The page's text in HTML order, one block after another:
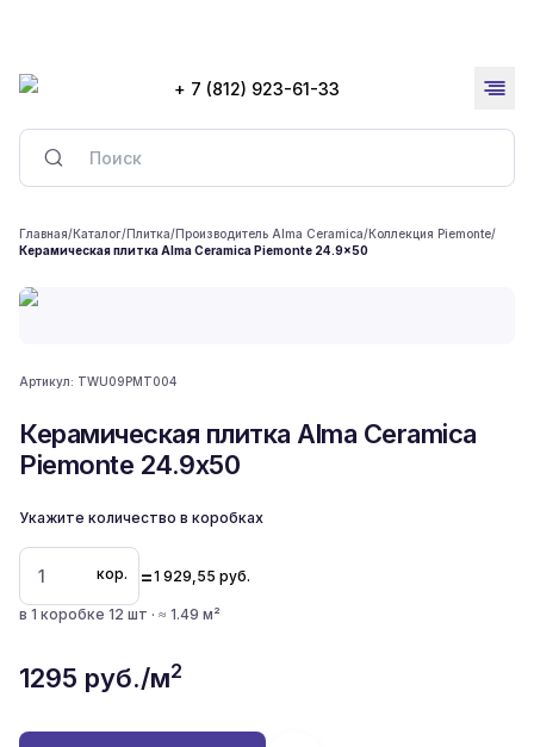
+ 7 (812) 923-61-33
Главная/Каталог/Плитка/Производитель Alma Ceramica/Коллекция Piemonte/
Керамическая плитка Alma Ceramica Piemonte 24.9x50
Артикул: TWU09PMT004
Керамическая плитка Alma Ceramica
Piemonte 24.9x50
Укажите количество в коробках
кор. =1 929,55 руб.
в 1 коробке 12 шт · ≈ 1.49 м²
1295 руб./м2